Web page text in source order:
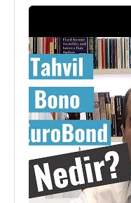
üniversitede
çalışma) hakkı
2010yılında,
Kanada
veİskoçya
yapılan 10
değerlendirmeleri
gösterildi.
2010yılında
Fakültesi Finans